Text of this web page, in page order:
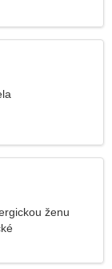
ženu